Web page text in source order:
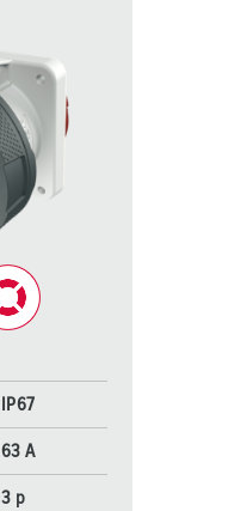
IP67
63 A
3 p